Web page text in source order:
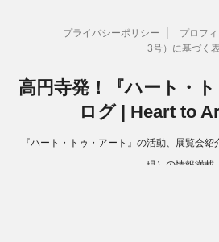
プライバシーポリシー プロフ
3号）に基づく
高円寺発！『ハート・
ログ | Heart to
『ハート・トゥ・アート』の活動、展覧会
現）の情報満載